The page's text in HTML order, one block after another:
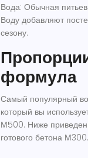
Вода: Обычная
Воду добавляют
сезону.
формула
Самый популярный
который вы
М500. Ниже
готового бетона М300.